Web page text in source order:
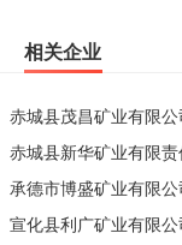
相关企业
赤城县茂昌矿业有限公
赤城县新华矿业有限责
承德市博盛矿业有限公
宣化县利广矿业有限公